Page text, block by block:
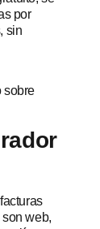
por
sin
sobre
web,